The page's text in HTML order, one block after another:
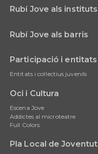
Rubí Jove als instituts
Rubí Jove als barris
Participació i entitats
Entitats i col·lectius juvenils
Oci i Cultura
Escena Jove
Addictes al microteatre
Full Colors
Pla Local de Joventut